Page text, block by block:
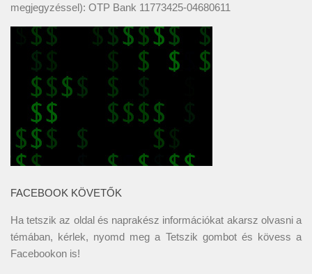
megjegyzéssel): OTP Bank 11773425-04680611
FACEBOOK KÖVETŐK
Ha tetszik az oldal és naprakész információkat akarsz olvasni a
témában, kérlek, nyomd meg a Tetszik gombot és kövess a
Facebookon is!